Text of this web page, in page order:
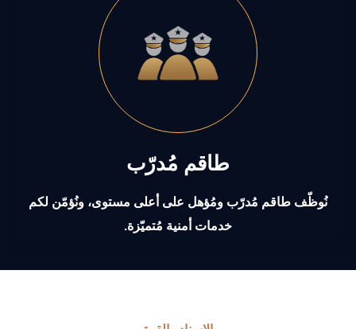
طاقم مُدرّب
نُوظّف طاقم مُدرّب ومُؤهل على أعلى مستوى، ونُؤمّن لكم
خدمات أمنية مُتميّزة.